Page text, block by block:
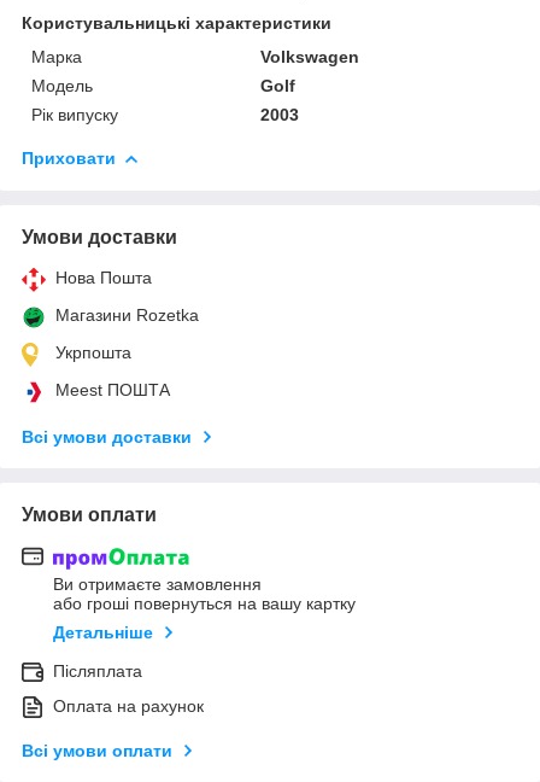
Користувальницькі характеристики
Марка
Volkswagen
Модель
Golf
Рік випуску
2003
Приховати
Умови доставки
Нова Пошта
Магазини Rozetka
Укрпошта
Meest ПОШТА
Всі умови доставки
Умови оплати
Ви отримаєте замовлення
або гроші повернуться на вашу картку
Детальніше
Післяплата
Оплата на рахунок
Всі умови оплати